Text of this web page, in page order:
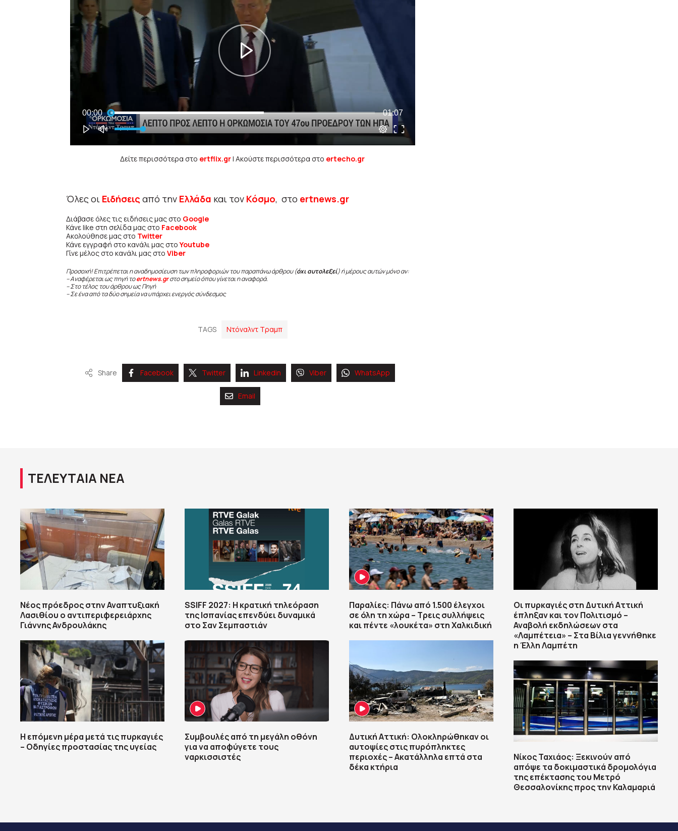
Δείτε περισσότερα στο ertflix.gr| Ακούστε περισσότερα στο ertecho.gr
Όλες οι Ειδήσεις από την Ελλάδα και τον Κόσμο, στο ertnews.gr
Διάβασε όλες τις ειδήσεις μας στο Google
Κάνε like στη σελίδα μας στο Facebook
Ακολούθησε μας στο Twitter
Κάνε εγγραφή στο κανάλι μας στοYoutube
Γίνε μέλος στο κανάλι μας στο Viber
Προσοχή! Επιτρέπεται η αναδημοσίευση των πληροφοριών του παραπάνω άρθρου (όχι αυτολεξεί) ή μέρους αυτών μόνο αν:
– Αναφέρεται ως πηγή τοertnews.gr στο σημείο όπου γίνεται η αναφορά.
– Στο τέλος του άρθρου ως Πηγή
– Σε ένα από τα δύο σημεία να υπάρχει ενεργός σύνδεσμος
TAGS Ντόναλντ Τραμπ
Share Facebook Twitter Linkedin Viber WhatsApp
Email
ΤΕΛΕΥΤΑΙΑ ΝΕΑ
Νέος πρόεδρος στην Αναπτυξιακή
Λασιθίου ο αντιπεριφερειάρχης
Γιάννης Ανδρουλάκης
Η επόμενη μέρα μετά τις πυρκαγιές
– Οδηγίες προστασίας της υγείας
SSIFF 2027: Η κρατική τηλεόραση
της Ισπανίας επενδύει δυναμικά
στο Σαν Σεμπαστιάν
Συμβουλές από τη μεγάλη οθόνη
για να αποφύγετε τους
ναρκισσιστές
Παραλίες: Πάνω από 1.500 έλεγχοι
σε όλη τη χώρα – Τρεις συλλήψεις
και πέντε «λουκέτα» στη Χαλκιδική
Δυτική Αττική: Ολοκληρώθηκαν οι
αυτοψίες στις πυρόπληκτες
περιοχές – Ακατάλληλα επτά στα
δέκα κτήρια
Οι πυρκαγιές στη Δυτική Αττική
έπληξαν και τον Πολιτισμό –
Αναβολή εκδηλώσεων στα
«Λαμπέτεια» – Στα Βίλια γεννήθηκε
η Έλλη Λαμπέτη
Νίκος Ταχιάος: Ξεκινούν από
απόψε τα δοκιμαστικά δρομολόγια
της επέκτασης του Μετρό
Θεσσαλονίκης προς την Καλαμαριά